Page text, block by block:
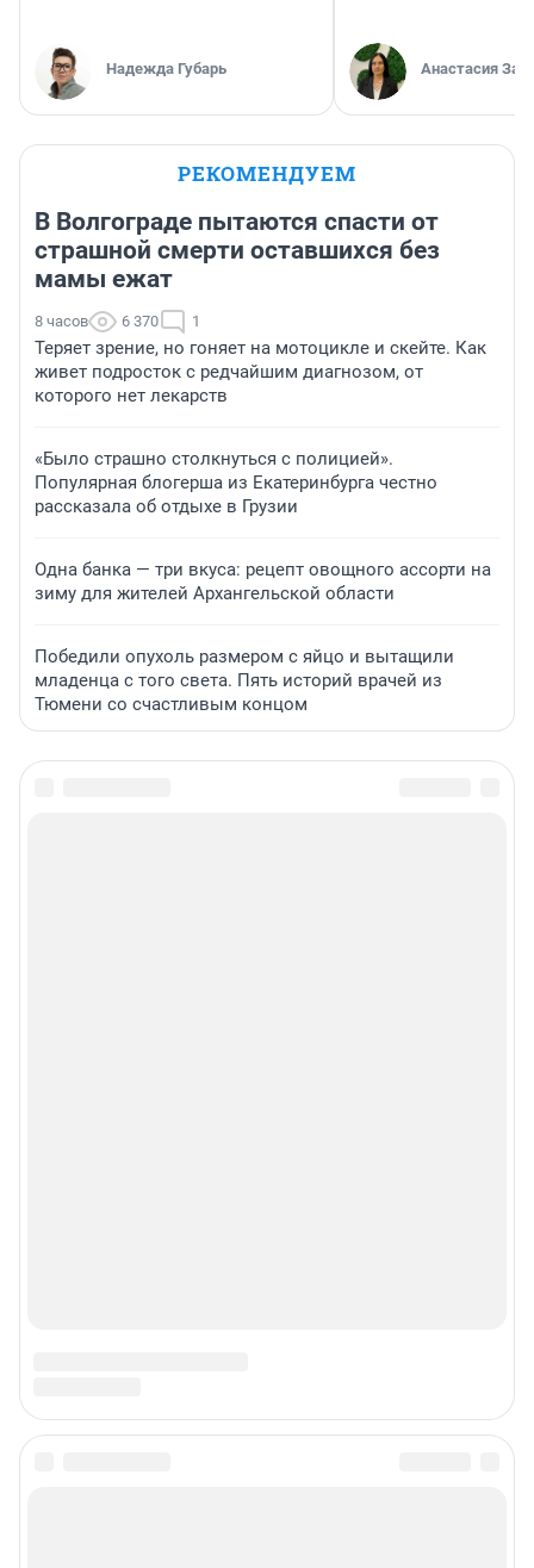
Надежда Губарь Анастасия
РЕКОМЕНДУЕМ
В Волгограде пытаются спасти от
страшной смерти оставшихся без
мамы ежат
8 часов 6 370 1
Теряет зрение, но гоняет на мотоцикле и скейте. Как
живет подросток с редчайшим диагнозом, от
которого нет лекарств
«Было страшно столкнуться с полицией».
Популярная блогерша из Екатеринбурга честно
рассказала об отдыхе в Грузии
Одна банка — три вкуса: рецепт овощного ассорти на
зиму для жителей Архангельской области
Победили опухоль размером с яйцо и вытащили
младенца с того света. Пять историй врачей из
Тюмени со счастливым концом